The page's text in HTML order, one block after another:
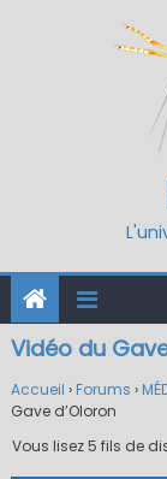
Vidéo du
Accueil › Forums ›
Gave d’Oloron
Vous lisez 5 fils de